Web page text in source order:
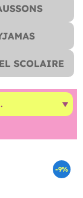
SCOLAIRE
-9%